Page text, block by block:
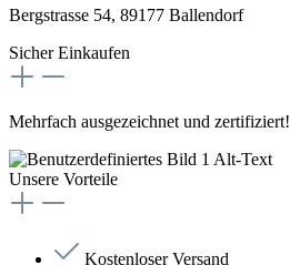
Bergstrasse 54, 89177 Ballendorf
Sicher Einkaufen
Mehrfach ausgezeichnet und zertifiziert!
Unsere Vorteile
Kostenloser Versand